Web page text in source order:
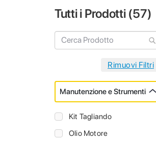
Tutti i Prodotti (57)
Manutenzione e Strumenti
Kit Tagliando
Olio Motore